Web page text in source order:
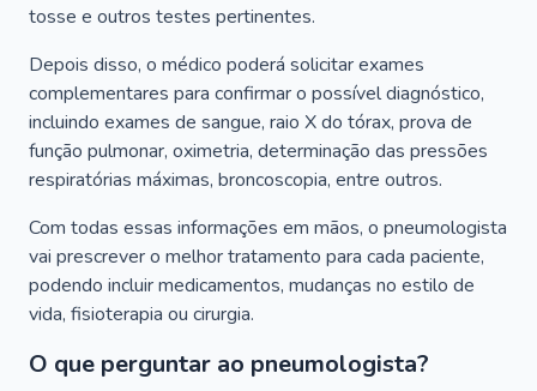
tosse e outros testes pertinentes.
Depois disso, o médico poderá solicitar exames
complementares para confirmar o possível diagnóstico,
incluindo exames de sangue, raio X do tórax, prova de
função pulmonar, oximetria, determinação das pressões
respiratórias máximas, broncoscopia, entre outros.
Com todas essas informações em mãos, o pneumologista
vai prescrever o melhor tratamento para cada paciente,
podendo incluir medicamentos, mudanças no estilo de
vida, fisioterapia ou cirurgia.
O que perguntar ao pneumologista?